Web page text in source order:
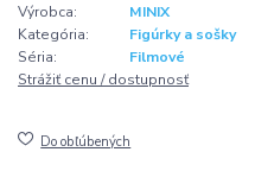
Výrobca:
MINIX
Kategória:
Figúrky a sošky
Séria:
Filmové
Strážiť cenu / dostupnosť
Do obľúbených